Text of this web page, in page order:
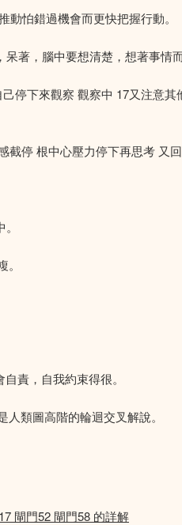
怕錯過機會而更快把握行動。
著，腦中要想清楚，想著事情而
停下來觀察 觀察中 17又注意
停 根中心壓力停下再思考 又
責，自我約束得很。
類圖高階的輪迴交叉解說。
閘門52 閘門58 的詳解